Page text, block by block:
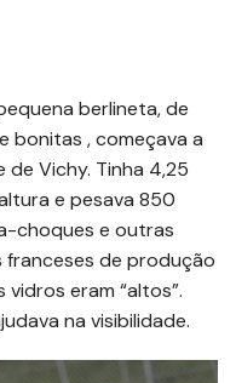
berlineta, de
bonitas , começava a
Vichy. Tinha 4,25
e pesava 850
choques e outras
franceses de produção
vidros eram “altos”.
na visibilidade.